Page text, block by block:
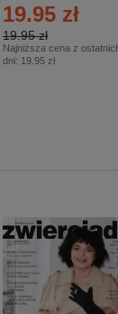
19.95 zł
19.95 zł
Najniższa cena z
dni: 19.95 zł